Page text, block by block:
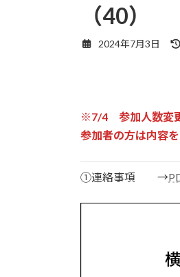
（40）
2024年7月3日
※7/4 参加人数変
参加者の方は内容を
➀連絡事項 →